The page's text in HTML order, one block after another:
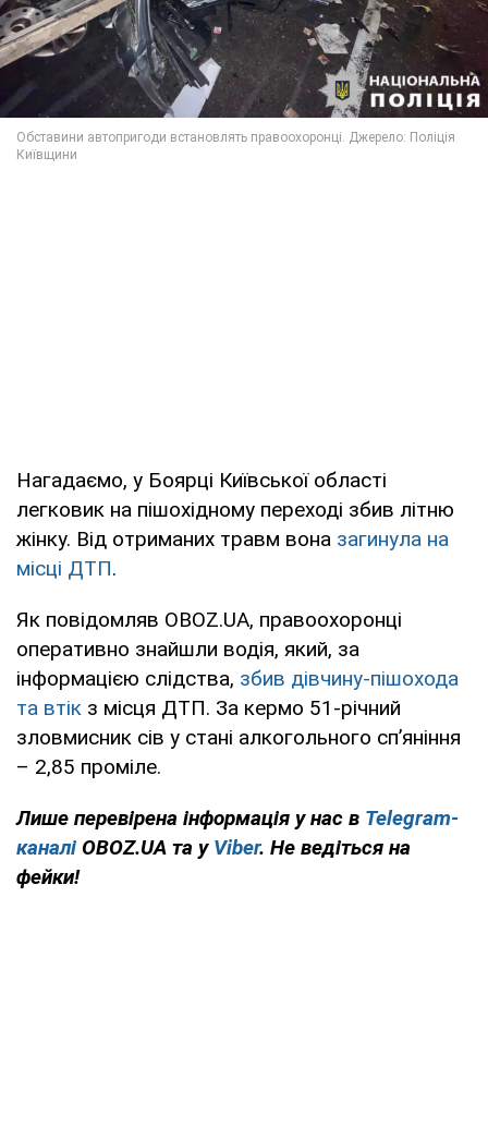
Нагадаємо, у Боярці Київської області
легковик на пішохідному переході збив літню
жінку. Від отриманих травм вона загинула на
місці ДТП.
Як повідомляв OBOZ.UA, правоохоронці
оперативно знайшли водія, який, за
інформацією слідства, збив дівчину-пішохода
та втік з місця ДТП. За кермо 51-річний
зловмисник сів у стані алкогольного сп’яніння
– 2,85 проміле.
Лише перевірена інформація у нас в Telegram-
каналі OBOZ.UA та у Viber. Не ведіться на
фейки!